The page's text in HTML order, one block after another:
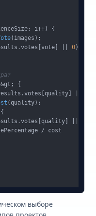
i++) {
(images);
votes [vote] || 0) +
{
votes [quality] ||
(quality);
votes [quality] ||
/ cost
выборе